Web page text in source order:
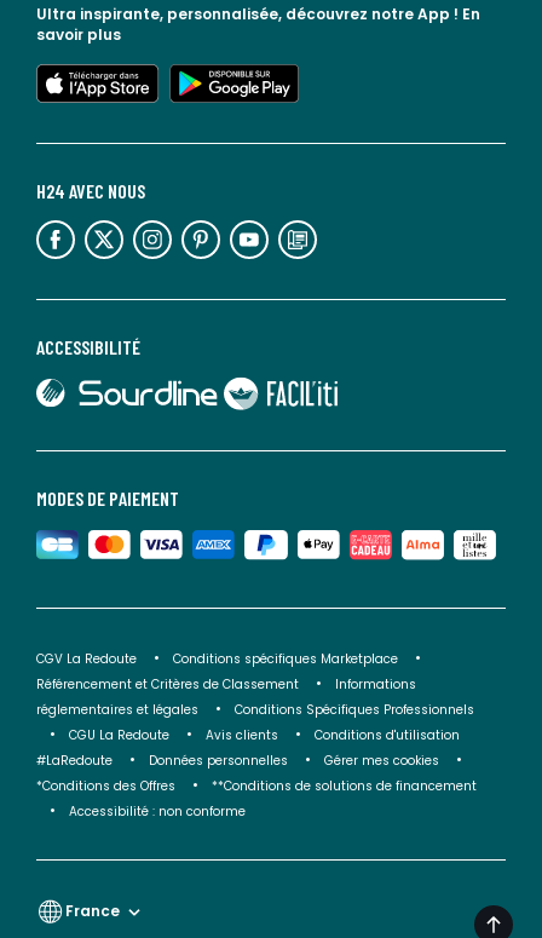
MODES DE PAIEMENT
ACCESSIBILITÉ
lien vers Sourdline
lien vers Faciliti
H24 AVEC NOUS
lien vers l'espace réseaux sociaux lien vers l'espace réseaux sociaux lien vers l'espace réseaux sociaux lien vers l'espace réseaux sociaux lien vers l'espace réseaux sociaux lien vers le blog la redoute
Ultra inspirante, personnalisée, découvrez notre App ! En
savoir plus
lien vers l'app store
lien vers google play
CGV La Redoute
Conditions spécifiques Marketplace
Référencement et Critères de Classement
Informations
réglementaires et légales
Conditions Spécifiques Professionnels
CGU La Redoute
Avis clients
Conditions d'utilisation
#LaRedoute
Données personnelles
Gérer mes cookies
*Conditions des Offres
**Conditions de solutions de financement
Accessibilité : non conforme
France